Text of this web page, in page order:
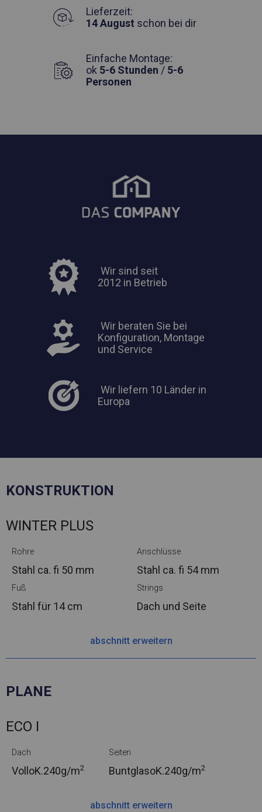
Lieferzeit:
14 August schon bei dir
Einfache Montage:
ok 5-6 Stunden / 5-6
Personen
Wir sind seit
2012 in Betrieb
Wir beraten Sie bei
Konfiguration, Montage
und Service
Wir liefern 10 Länder in
Europa
KONSTRUKTION
WINTER PLUS
Rohre
Stahl ca. fi 50 mm
Anschlüsse
Stahl ca. fi 54 mm
Fuß
Stahl für 14 cm
Strings
Dach und Seite
abschnitt erweitern
PLANE
ECO I
Dach
VolloK.240g/m2
Seiten
BuntglasoK.240g/m2
abschnitt erweitern